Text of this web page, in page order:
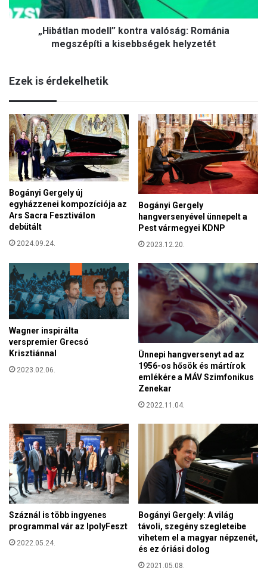
e
m
l
t
e
n
i
!
ü
z
t
é
k
a
n
e
e
o
r
o
s
z
o
k
n
a
k
n
l
”
k
o
n
t
r
a
v
a
l
ó
s
g
:
R
o
m
á
n
i
a
z
é
p
í
t
i
a
k
i
s
„Hibátlan modell” kontra valóság: Románia
megszépíti a kisebbségek helyzetét
Ezek is érdekelhetik
Bogányi Gergely új
egyházzenei kompozíciója az
Ars Sacra Fesztiválon
debütált
2024.09.24.
Bogányi Gergely
hangversenyével ünnepelt a
Pest vármegyei KDNP
2023.12.20.
Wagner inspirálta
verspremier Grecsó
Krisztiánnal
2023.02.06.
Ünnepi hangversenyt ad az
1956-os hősök és mártírok
emlékére a MÁV Szimfonikus
Zenekar
2022.11.04.
Száznál is több ingyenes
programmal vár az IpolyFeszt
2022.05.24.
Bogányi Gergely: A világ
távoli, szegény szegleteibe
vihetem el a magyar népzenét,
és ez óriási dolog
2021.05.08.